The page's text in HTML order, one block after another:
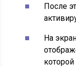
После
На